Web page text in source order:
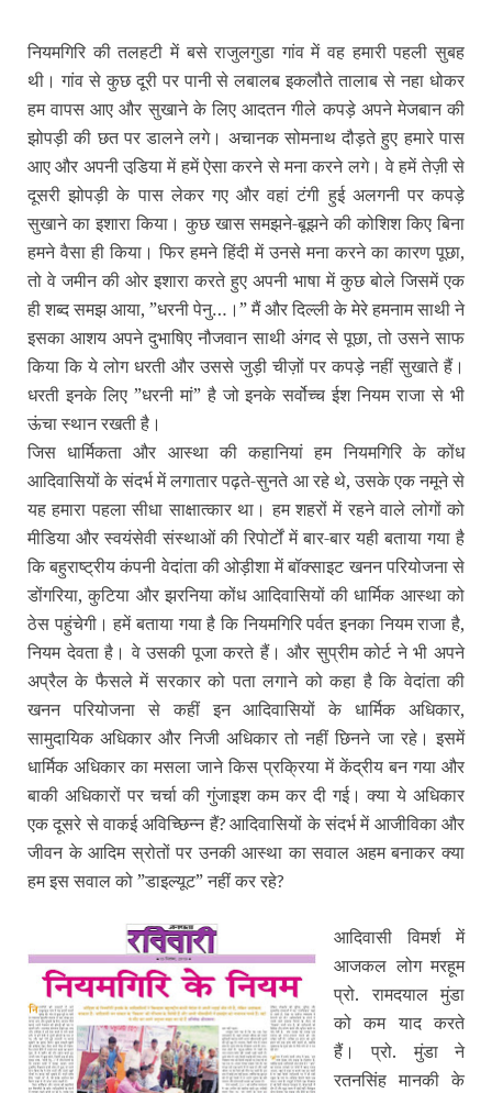
नियमगिरि की तलहटी में बसे राजुलगुडा गांव में वह हमारी पहली सुबह
थी। गांव से कुछ दूरी पर पानी से लबालब इकलौते तालाब से नहा धोकर
हम वापस आए और सुखाने के लिए आदतन गीले कपड़े अपने मेजबान की
झोपड़ी की छत पर डालने लगे। अचानक सोमनाथ दौड़ते हुए हमारे पास
आए और अपनी उडि़या में हमें ऐसा करने से मना करने लगे। वे हमें तेज़ी से
दूसरी झोपड़ी के पास लेकर गए और वहां टंगी हुई अलगनी पर कपड़े
सुखाने का इशारा किया। कुछ खास समझने-बूझने की कोशिश किए बिना
हमने वैसा ही किया। फिर हमने हिंदी में उनसे मना करने का कारण पूछा,
तो वे जमीन की ओर इशारा करते हुए अपनी भाषा में कुछ बोले जिसमें एक
ही शब्‍द समझ आया, ”धरनी पेनु…।” मैं और दिल्‍ली के मेरे हमनाम साथी ने
इसका आशय अपने दुभाषिए नौजवान साथी अंगद से पूछा, तो उसने साफ
किया कि ये लोग धरती और उससे जुड़ी चीज़ों पर कपड़े नहीं सुखाते हैं।
धरती इनके लिए ”धरनी मां” है जो इनके सर्वोच्‍च ईश नियम राजा से भी
ऊंचा स्‍थान रखती है।
जिस धार्मिकता और आस्‍था की कहानियां हम नियमगिरि के कोंध
आदिवासियों के संदर्भ में लगातार पढ़ते-सुनते आ रहे थे, उसके एक नमूने से
यह हमारा पहला सीधा साक्षात्‍कार था। हम शहरों में रहने वाले लोगों को
मीडिया और स्‍वयंसेवी संस्‍थाओं की रिपोर्टों में बार-बार यही बताया गया है
कि बहुराष्‍ट्रीय कंपनी वेदांता की ओड़ीशा में बॉक्‍साइट खनन परियोजना से
डोंगरिया, कुटिया और झरनिया कोंध आदिवासियों की धार्मिक आस्‍था को
ठेस पहुंचेगी। हमें बताया गया है कि नियमगिरि पर्वत इनका नियम राजा है,
नियम देवता है। वे उसकी पूजा करते हैं। और सुप्रीम कोर्ट ने भी अपने
अप्रैल के फैसले में सरकार को पता लगाने को कहा है कि वेदांता की
खनन परियोजना से कहीं इन आदिवासियों के धार्मिक अधिकार,
सामुदायिक अधिकार और निजी अधिकार तो नहीं छिनने जा रहे। इसमें
धार्मिक अधिकार का मसला जाने किस प्रक्रिया में केंद्रीय बन गया और
बाकी अधिकारों पर चर्चा की गुंजाइश कम कर दी गई। क्‍या ये अधिकार
एक दूसरे से वाकई अविच्छिन्‍न हैं?आदिवासियों के संदर्भ में आजीविका और
जीवन के आदिम स्रोतों पर उनकी आस्‍था का सवाल अहम बनाकर क्‍या
हम इस सवाल को ”डाइल्‍यूट” नहीं कर रहे?
आदिवासी विमर्श में
आजकल लोग मरहूम
प्रो. रामदयाल मुंडा
को कम याद करते
हैं। प्रो. मुंडा ने
रतनसिंह मानकी के